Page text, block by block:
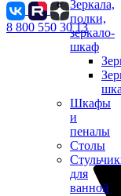
Зеркала,
полки,
зеркало-
шкаф
Шкафы
и
пеналы
Столы
для
ванной
8 800 550 30 13